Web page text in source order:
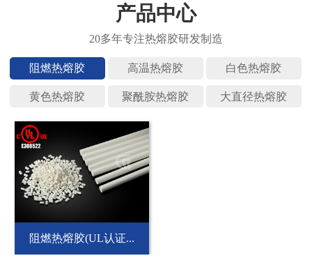
产品中心
阻燃热熔 高温热熔 白色热熔
黄色热熔 聚酰胺热 大直径热
阻燃热熔胶(UL认证...